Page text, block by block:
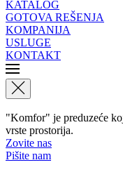
KATALOG
GOTOVA REŠENJA
KOMPANIJA
USLUGE
KONTAKT
"Komfor" je preduzeće
vrste prostorija.
Zovite nas
Pišite nam